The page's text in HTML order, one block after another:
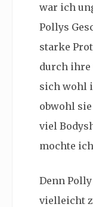
war ich
Pollys
starke
durch ihre
sich wohl
obwohl
viel
mochte
Denn
vielleicht